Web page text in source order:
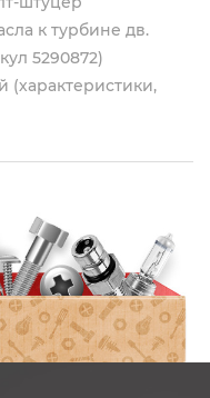
к турбине дв.
5290872)
(характеристики,